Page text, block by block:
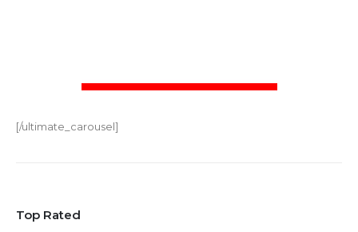
[/ultimate_carousel]
Top Rated